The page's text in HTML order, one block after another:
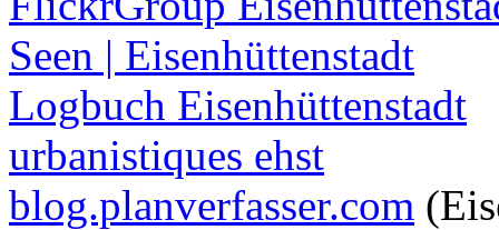
Seen | Eisenhüttenstadt
Logbuch Eisenhüttenstadt
urbanistiques ehst
blog.planverfasser.com